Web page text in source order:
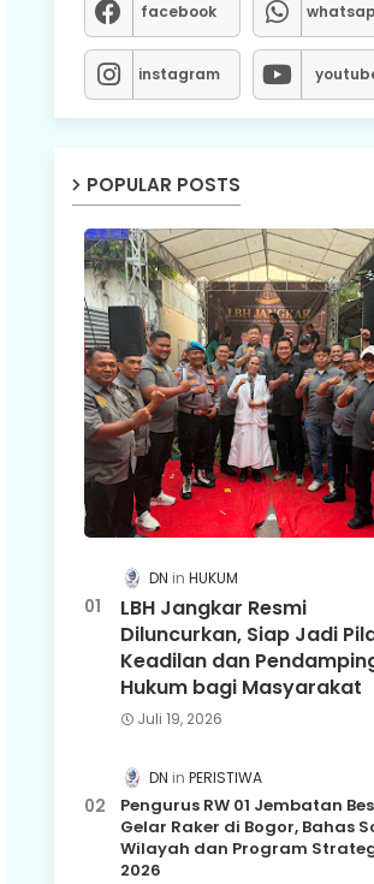
facebook
instagram
POPULAR POSTS
DN HUKUM
LBH Jangkar Resmi
Diluncurkan, Siap Jadi
Keadilan dan
Hukum bagi Masyarakat
Juli 19, 2026
DN PERISTIWA
Pengurus RW 01 Jembatan
Gelar Raker di Bogor, Bahas
Wilayah dan Program
2026